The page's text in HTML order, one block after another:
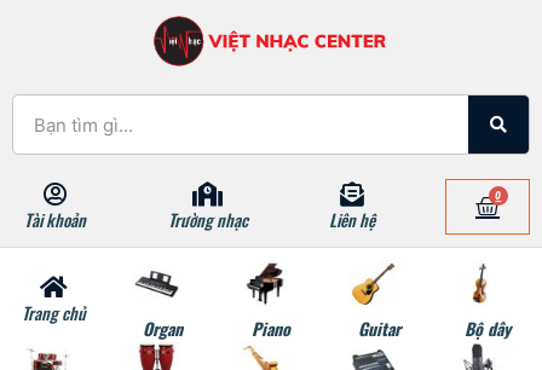
Tài khoản Trường nhạc Liên hệ
0
Trang chủ
Organ Piano Guitar Bộ dây